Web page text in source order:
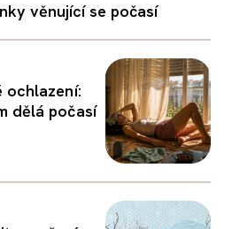
věnující se počasí
ochlazení:
dělá počasí